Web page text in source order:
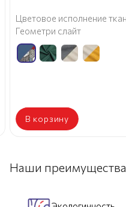
Цвет — Дуб Бонифаций
В корзину
Наши преимущества